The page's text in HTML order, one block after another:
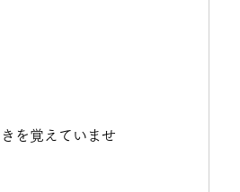
を覚えていませ